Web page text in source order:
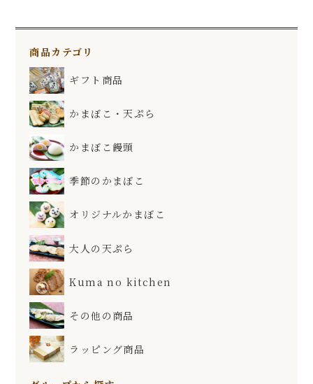
商品カテゴリ
ギフト商品
かまぼこ・天ぷら
かまぼこ饅頭
季節のかまぼこ
オリジナルかまぼこ
大人の天ぷら
Kuma no kitchen
その他の商品
ラッピング商品